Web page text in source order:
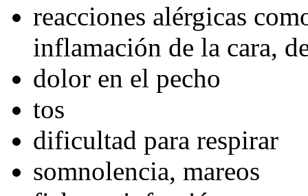
reacciones alérgicas
inflamación de la cara,
dolor en el pecho
tos
dificultad para respirar
somnolencia, mareos